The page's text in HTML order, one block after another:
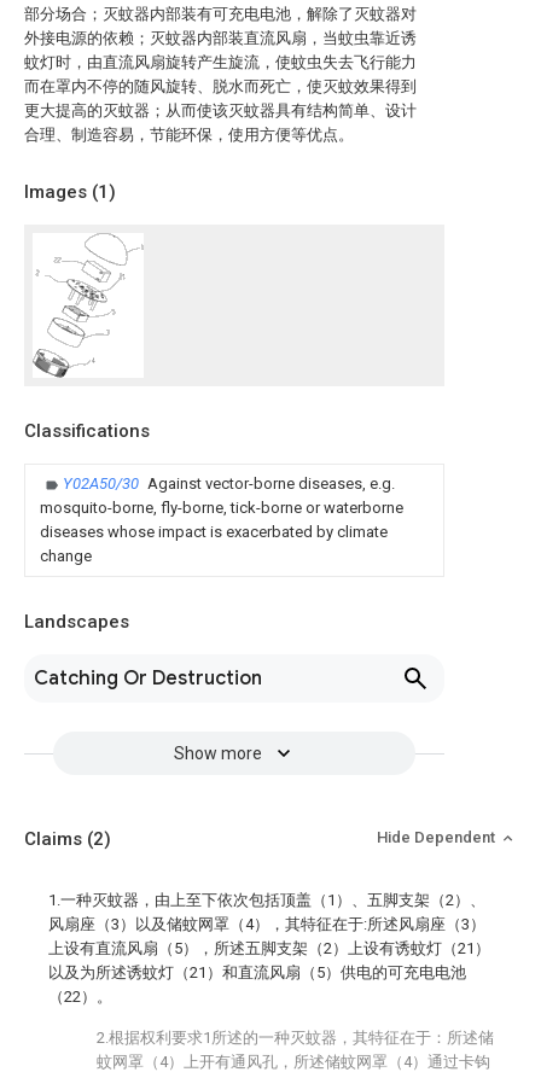
部分场合；灭蚊器内部装有可充电电池，解除了灭蚊器对
外接电源的依赖；灭蚊器内部装直流风扇，当蚊虫靠近诱
蚊灯时，由直流风扇旋转产生旋流，使蚊虫失去飞行能力
而在罩内不停的随风旋转、脱水而死亡，使灭蚊效果得到
更大提高的灭蚊器；从而使该灭蚊器具有结构简单、设计
合理、制造容易，节能环保，使用方便等优点。
Images (1)
Classifications
Y02A50/30 Against vector-borne diseases, e.g.
mosquito-borne, fly-borne, tick-borne or waterborne
diseases whose impact is exacerbated by climate
change
Landscapes
Catching Or Destruction
Show more
Claims (2) Hide Dependent
1.一种灭蚊器，由上至下依次包括顶盖（1）、五脚支架（2）、
风扇座（3）以及储蚊网罩（4），其特征在于:所述风扇座（3）
上设有直流风扇（5），所述五脚支架（2）上设有诱蚊灯（21）
以及为所述诱蚊灯（21）和直流风扇（5）供电的可充电电池
（22）。
2.根据权利要求1所述的一种灭蚊器，其特征在于：所述储
蚊网罩（4）上开有通风孔，所述储蚊网罩（4）通过卡钩